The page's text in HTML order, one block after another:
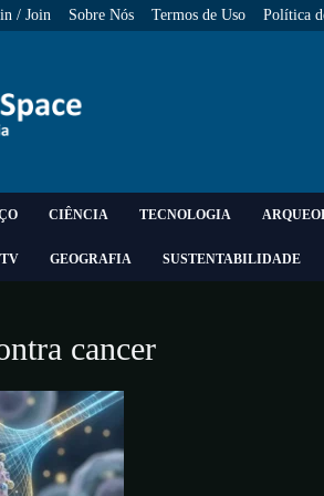
/ Join Sobre Nós Termos de Uso Política
CIÊNCIA TECNOLOGIA
GEOGRAFIA SUSTENTABILIDADE
cancer